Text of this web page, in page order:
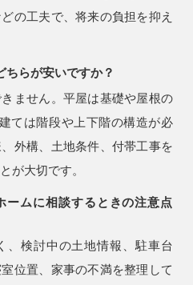
の工夫で、将来の負担を抑え
ちらが安いですか？
ません。平屋は基礎や屋根の
ては階段や上下階の構造が必
外構、土地条件、付帯工事を
が大切です。
ームに相談するときの注意点
、検討中の土地情報、駐車台
位置、家事の不満を整理して